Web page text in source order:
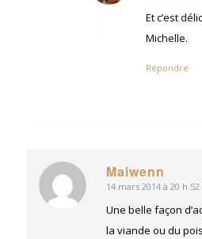
Et c’est
Michelle.
Répondre
Maiwenn
dit
:
14 mars 2014 à 20 h
Une belle façon
la viande ou du